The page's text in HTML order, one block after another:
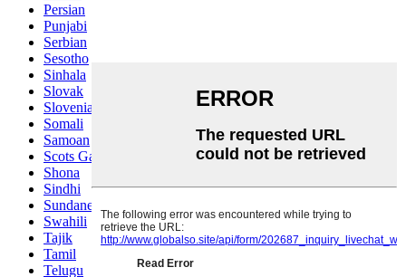
Persian
Punjabi
Serbian
Sesotho
Sinhala
Slovak
Slovenian
Somali
Samoan
Scots Gaelic
Shona
Sindhi
Sundanese
Swahili
Tajik
Tamil
Telugu